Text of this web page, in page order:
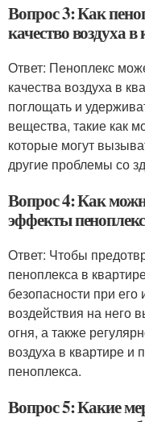
Вопрос 3: Как
качество воздуха
Ответ: Пеноплекс
качества воздуха в
поглощать и
вещества, такие как
которые могут
другие проблемы со
Вопрос 4: Как
эффекты
Ответ: Чтобы
пеноплекса в
безопасности при его
воздействия на него
огня, а также
воздуха в квартире и
пеноплекса.
Вопрос 5: Какие